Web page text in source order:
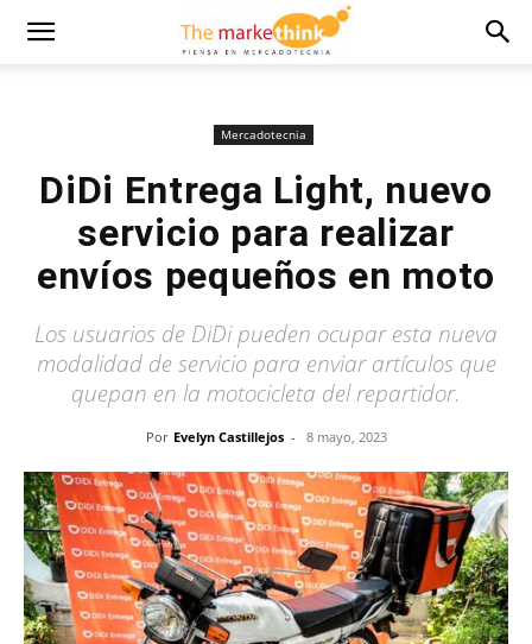
Mercadotecnia
DiDi Entrega Light, nuevo
servicio para realizar
envíos pequeños en moto
Los usuarios de DiDi pueden ocupar esta nueva
modalidad de servicio para enviar artículos que
quepan en la motocicleta del repartidor.
Por Evelyn Castillejos - 8 mayo, 2023